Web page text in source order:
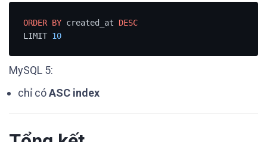
ORDER BY created_at DESC
LIMIT 10
MySQL 5:
chỉ cóASC index